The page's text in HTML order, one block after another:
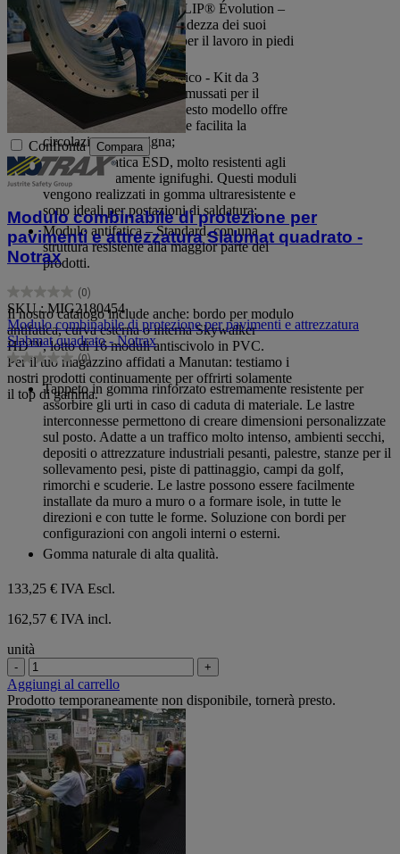
Modulo antifatica SOLCLIP® Évolution –
Wattelez. L’elevata morbidezza dei suoi
materiali lo rende ideale per il lavoro in piedi
su pavimenti duri;
Modulo antifatica antistatico - Kit da 3
moduli, munito di bordi smussati per il
passaggio dei carrelli. Questo modello offre
sollievo alle articolazioni e facilita la
circolazione sanguigna;
Moduli antifatica ESD, molto resistenti agli
oli e completamente ignifughi. Questi moduli
vengono realizzati in gomma ultraresistente e
sono ideali per postazioni di saldatura;
Modulo antifatica – Standard, con una
struttura resistente alla maggior parte dei
prodotti.
Il nostro catalogo include anche: bordo per modulo
antifatica, curva esterna o interna Skywalker
HD™, lotto di 16 moduli antiscivolo in PVC.
Per il tuo magazzino affidati a Manutan: testiamo i
nostri prodotti continuamente per offrirti solamente
il top di gamma.
Confronta Compara
Modulo combinabile di protezione per
pavimenti e attrezzatura Slabmat quadrato -
Notrax
(0)
0.0
su
5
stelle.
SKU : MIG2180454
Modulo combinabile di protezione per pavimenti e attrezzatura
Slabmat quadrato - Notrax
(0)
0.0
su
5
Tappeto in gomma rinforzato estremamente resistente per
assorbire gli urti in caso di caduta di materiale. Le lastre
interconnesse permettono di creare dimensioni personalizzate
sul posto. Adatte a un traffico molto intenso, ambienti secchi,
depositi o attrezzature industriali pesanti, palestre, stanze per il
sollevamento pesi, piste di pattinaggio, campi da golf,
rimorchi e scuderie. Le lastre possono essere facilmente
installate da muro a muro o a formare isole, in tutte le
direzioni e con tutte le forme. Soluzione con bordi per
configurazioni con angoli interni o esterni.
Gomma naturale di alta qualità.
133,25 € IVA Escl.
162,57 € IVA incl.
unità
- +
Aggiungi al carrello
Prodotto temporaneamente non disponibile, tornerà presto.